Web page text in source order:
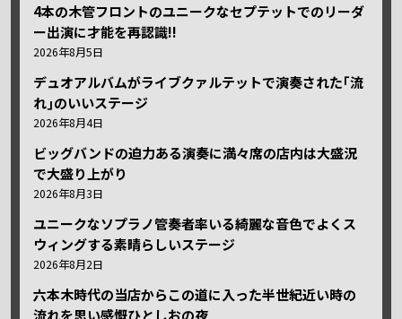
4本の木管フロントのユニークなセプテットでのリーダ
ー出演に才能を再認識!!
2026年8月5日
デュオアルバムがライブクァルテットで演奏された｢流
れ｣のいいステージ
2026年8月4日
ビッグバンドの迫力ある演奏に満々席の店内は大盛況
で大盛り上がり
2026年8月3日
ユニークなソプラノ管奏者率いる綺麗な音色でよくス
ウィングする素晴らしいステージ
2026年8月2日
六本木時代の当店からこの道に入った半世紀近い時の
流れを思い感慨ひとしおの夜